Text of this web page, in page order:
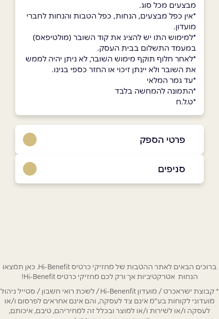
מבצעים מכל סוג.
*אין כפל מבצעים, הנחות, כפל הטבות והנחות לחברי
מועדון.
*למימוש התו יש להציג את קוד השובר (מולטיפאס)
במעמד התשלום בבית העסק.
*לאחר חלוף תוקף מימוש השובר, לא ניתן יהיה לממש
את השובר ולא יינתן זיכוי או החזר כספי בגינו.
*עד גמר המלאי
*התמונה להמחשה בלבד
*ט.ל.ח
פרטי הספק
בפייסבוק באינסטגרם
טלפון*
אימייל *
סניפים
ברוכים הבאים לאתר ההטבות של מחזיקי כרטיס Hi-Benefit. כאן תמצאו
הנחות אטרקטיביות אך ורק לכם מחזיקי כרטיס Hi-Benefit!
* קבוצת ישראכרט / מועדון Hi-Benenfit / לשכת רואי חשבון / סטייל ניהול
מועדוני לקוחות בע"מ אינם צד לעסקה, והם אינם אחראים לפרסום ו/או
לעסקה ו/או לשירות ו/או למוצר ובכלל זה למחיריהם, טיבם, איכותם,